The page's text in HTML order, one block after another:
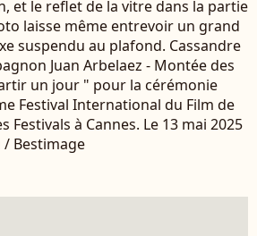
et le reflet de la vitre dans la partie
laisse même entrevoir un grand
suspendu au plafond. Cassandre
Juan Arbelaez - Montée des
un jour " pour la cérémonie
Festival International du Film de
Festivals à Cannes. Le 13 mai 2025
/ Bestimage